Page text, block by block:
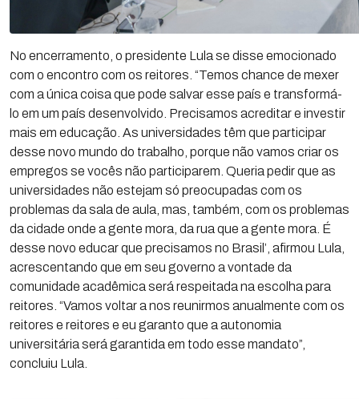
No encerramento, o presidente Lula se disse emocionado
com o encontro com os reitores. “Temos chance de mexer
com a única coisa que pode salvar esse país e transformá-
lo em um país desenvolvido. Precisamos acreditar e investir
mais em educação. As universidades têm que participar
desse novo mundo do trabalho, porque não vamos criar os
empregos se vocês não participarem. Queria pedir que as
universidades não estejam só preocupadas com os
problemas da sala de aula, mas, também, com os problemas
da cidade onde a gente mora, da rua que a gente mora. É
desse novo educar que precisamos no Brasil’, afirmou Lula,
acrescentando que em seu governo a vontade da
comunidade acadêmica será respeitada na escolha para
reitores. “Vamos voltar a nos reunirmos anualmente com os
reitores e reitores e eu garanto que a autonomia
universitária será garantida em todo esse mandato”,
concluiu Lula.